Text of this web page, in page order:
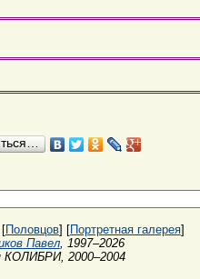
Половцов] [Портретная галерея]
Павел, 1997–2026
2000–2004